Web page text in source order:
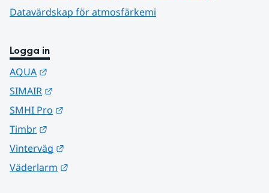
Datavärdskap för atmosfärkemi
Logga in
AQUA
SIMAIR
SMHI Pro
Timbr
Vinterväg
Väderlarm